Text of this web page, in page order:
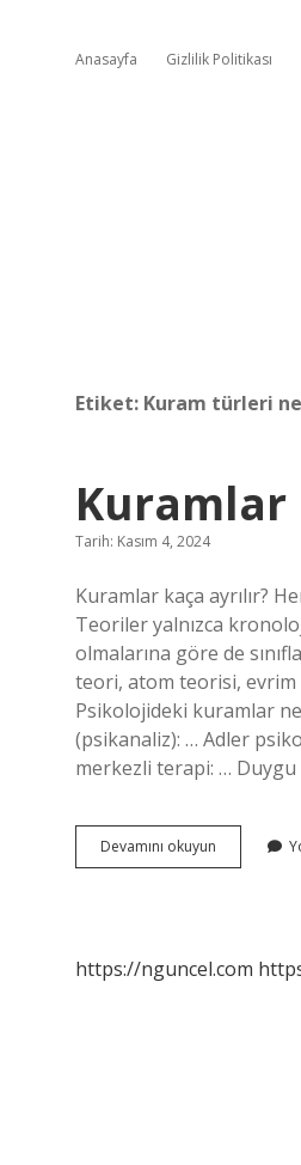
Anasayfa Gizlilik Politikası
Etiket: Kuram türleri
Tarih: Kasım 4, 2024
Kuramlar kaça ayrılır?
Teoriler yalnızca
olmalarına göre de
teori, atom teorisi, evrim
Psikolojideki kuramlar
(psikanaliz): … Adler
merkezli terapi: … Duygu
Devamını okuyun Kuramlar
Nelerdir
https://nguncel.com